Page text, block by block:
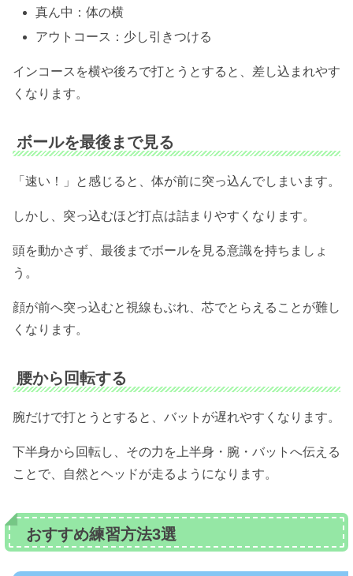
真ん中：体の横
アウトコース：少し引きつける
インコースを横や後ろで打とうとすると、差し込まれやす
くなります。
ボールを最後まで見る
「速い！」と感じると、体が前に突っ込んでしまいます。
しかし、突っ込むほど打点は詰まりやすくなります。
頭を動かさず、最後までボールを見る意識を持ちましょ
う。
顔が前へ突っ込むと視線もぶれ、芯でとらえることが難し
くなります。
腰から回転する
腕だけで打とうとすると、バットが遅れやすくなります。
下半身から回転し、その力を上半身・腕・バットへ伝える
ことで、自然とヘッドが走るようになります。
おすすめ練習方法3選